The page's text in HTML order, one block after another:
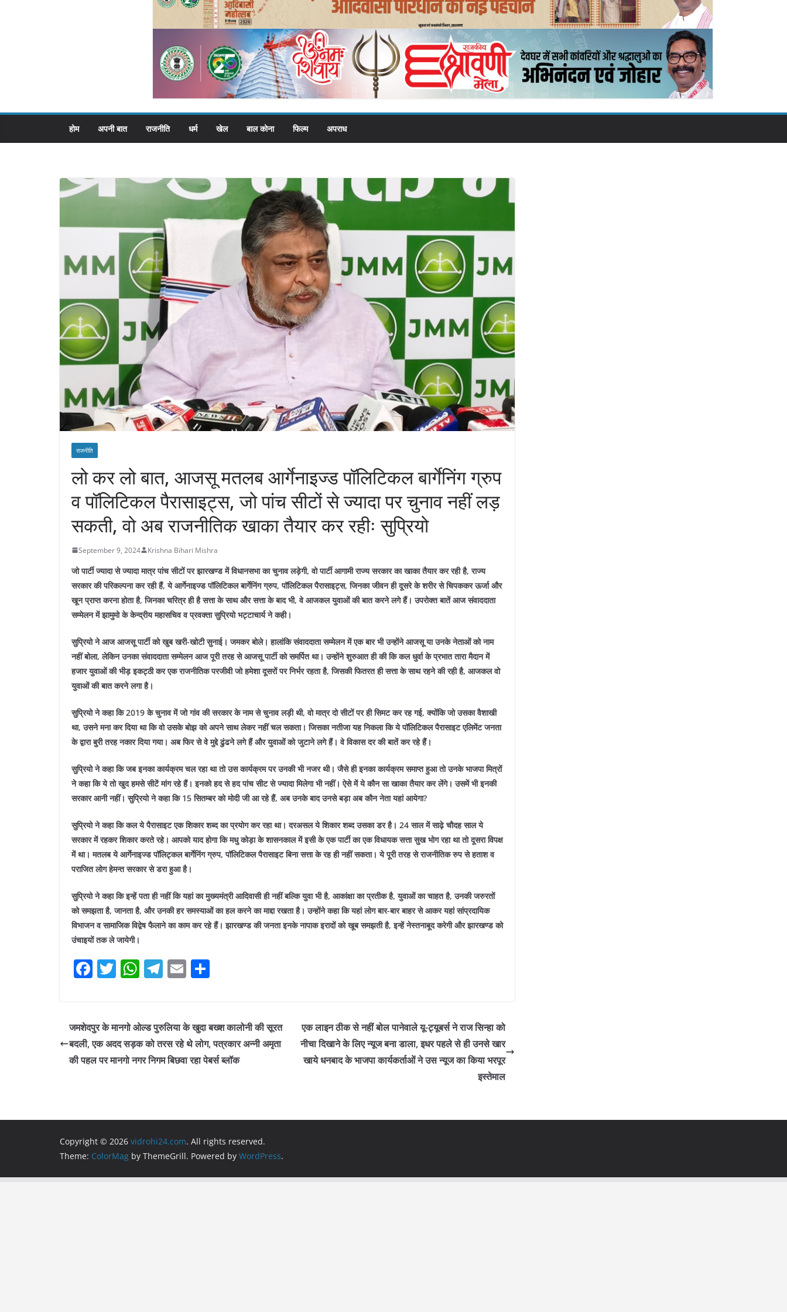
होम अपनी बात राजनीति धर्म खेल बाल कोना फिल्म अपराध
राजनीति
लो कर लो बात, आजसू मतलब आर्गेनाइज्ड पॉलिटिकल बार्गेनिंग ग्रुप
व पॉलिटिकल पैरासाइट्स, जो पांच सीटों से ज्यादा पर चुनाव नहीं लड़
सकती, वो अब राजनीतिक खाका तैयार कर रहीः सुप्रियो
September 9, 2024 Krishna Bihari Mishra
जो पार्टी ज्यादा से ज्यादा मात्र पांच सीटों पर झारखण्ड में विधानसभा का चुनाव लड़ेगी, वो पार्टी आगामी राज्य सरकार का खाका तैयार कर रही है, राज्य
सरकार की परिकल्पना कर रही हैं, ये आर्गेनाइज्ड पॉलिटिकल बार्गेनिंग ग्रुप, पॉलिटिकल पैरासाइट्स, जिनका जीवन ही दूसरे के शरीर से चिपककर ऊर्जा और
खून प्राप्त करना होता है, जिनका चरित्र ही है सत्ता के साथ और सत्ता के बाद भी, वे आजकल युवाओं की बात करने लगे हैं। उपरोक्त बातें आज संवाददाता
सम्मेलन में झामुमो के केन्द्रीय महासचिव व प्रवक्ता सुप्रियो भट्टाचार्य ने कही।
सुप्रियो ने आज आजसू पार्टी को खुब खरी-खोटी सुनाई। जमकर बोले। हालांकि संवाददाता सम्मेलन में एक बार भी उन्होंने आजसू या उनके नेताओं को नाम
नहीं बोला, लेकिन उनका संवाददाता सम्मेलन आज पूरी तरह से आजसू पार्टी को समर्पित था। उन्होंने शुरुआत ही की कि कल धुर्वा के प्रभात तारा मैदान में
हजार युवाओं की भीड़ इकट्ठी कर एक राजनीतिक परजीवी जो हमेशा दूसरों पर निर्भर रहता है, जिसकी फितरत ही सत्ता के साथ रहने की रही है, आजकल वो
युवाओं की बात करने लगा है।
सुप्रियो ने कहा कि 2019 के चुनाव में जो गांव की सरकार के नाम से चुनाव लड़ी थी, वो मात्र दो सीटों पर ही सिमट कर रह गई, क्योंकि जो उसका वैशाखी
था, उसने मना कर दिया था कि वो उसके बोझ को अपने साथ लेकर नहीं चल सकता। जिसका नतीजा यह निकला कि ये पॉलिटिकल पैरासाइट एलिमेंट जनता
के द्वारा बुरी तरह नकार दिया गया। अब फिर से वे मुद्दे ढुंढने लगे हैं और युवाओं को जुटाने लगे हैं। वे विकास दर की बातें कर रहे हैं।
सुप्रियो ने कहा कि जब इनका कार्यक्रम चल रहा था तो उस कार्यक्रम पर उनकी भी नजर थी। जैसे ही इनका कार्यक्रम समाप्त हुआ तो उनके भाजपा मित्रों
ने कहा कि ये तो खुद हमसे सीटें मांग रहे हैं। इनको हद से हद पांच सीट से ज्यादा मिलेगा भी नहीं। ऐसे में ये कौन सा खाका तैयार कर लेंगे। उसमें भी इनकी
सरकार आनी नहीं। सुप्रियो ने कहा कि 15 सितम्बर को मोदी जी आ रहे हैं, अब उनके बाद उनसे बड़ा अब कौन नेता यहां आयेगा?
सुप्रियो ने कहा कि कल ये पैरासाइट एक शिकार शब्द का प्रयोग कर रहा था। दरअसल ये शिकार शब्द उसका डर है। 24 साल में साढ़े चौदह साल ये
सरकार में रहकर शिकार करते रहे। आपको याद होगा कि मधु कोड़ा के शासनकाल में इसी के एक पार्टी का एक विधायक सत्ता सुख भोग रहा था तो दूसरा विपक्ष
में था। मतलब ये आर्गेनाइज्ड पॉलिट्कल बार्गेनिंग ग्रुप, पॉलिटिकल पैरासाइट बिना सत्ता के रह ही नहीं सकता। ये पूरी तरह से राजनीतिक रुप से हताश व
पराजित लोग हेमन्त सरकार से डरा हुआ है।
सुप्रियो ने कहा कि इन्हें पता ही नहीं कि यहां का मुख्यमंत्री आदिवासी ही नहीं बल्कि युवा भी है, आकांक्षा का प्रतीक है, युवाओं का चाहत है, उनकी जरुरतों
को समझता है, जानता है, और उनकी हर समस्याओं का हल करने का माद्दा रखता है। उन्होंने कहा कि यहां लोग बार-बार बाहर से आकर यहां सांप्रदायिक
विभाजन व सामाजिक विद्वेष फैलाने का काम कर रहे हैं। झारखण्ड की जनता इनके नापाक इरादों को खूब समझती है, इन्हें नेस्तनाबूद करेगी और झारखण्ड को
उंचाइयों तक ले जायेगी।
F
e
b
o
T
er
W
s
A
p
T
gr
a
m
E
l e
जमशेदपुर के मानगो ओल्ड पुरुलिया के खुदा बख्श कालोनी की सूरत
बदली, एक अदद सड़क को तरस रहे थे लोग, पत्रकार अन्नी अमृता
की पहल पर मानगो नगर निगम बिछवा रहा पेबर्स ब्लॉक
एक लाइन ठीक से नहीं बोल पानेवाले यू-ट्यूबर्स ने राज सिन्हा को
नीचा दिखाने के लिए न्यूज बना डाला, इधर पहले से ही उनसे खार
खाये धनबाद के भाजपा कार्यकर्ताओं ने उस न्यूज का किया भरपूर
इस्तेमाल
Copyright © 2026 vidrohi24.com. All rights reserved.
Theme: ColorMag by ThemeGrill. Powered by WordPress.